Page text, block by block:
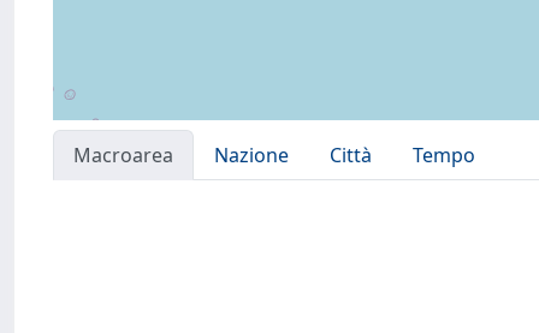
Macroarea Nazione Città Tempo